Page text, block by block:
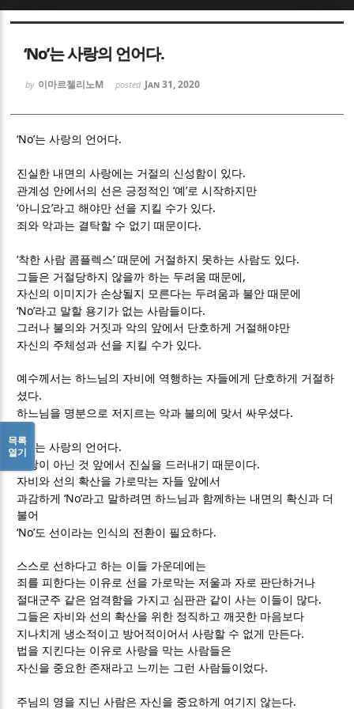
‘No’는 사랑의 언어다.
by 이마르첼리노M posted Jan 31, 2020
‘No’는 사랑의 언어다.
진실한 내면의 사랑에는 거절의 신성함이 있다.
관계성 안에서의 선은 긍정적인‘예’로 시작하지만
‘아니요’라고 해야만 선을 지킬 수가 있다.
죄와 악과는 결탁할 수 없기 때문이다.
‘착한 사람 콤플렉스’때문에 거절하지 못하는 사람도 있다.
그들은 거절당하지 않을까 하는 두려움 때문에 ,
자신의 이미지가 손상될지 모른다는 두려움과 불안 때문에
‘No’라고 말할 용기가 없는 사람들이다.
그러나 불의와 거짓과 악의 앞에서 단호하게 거절해야만
자신의 주체성과 선을 지킬 수가 있다.
예수께서는 하느님의 자비에 역행하는 자들에게 단호하게 거절하
셨다.
하느님을 명분으로 저지르는 악과 불의에 맞서 싸우셨다.
‘No’는 사랑의 언어다.
사랑이 아닌 것 앞에서 진실을 드러내기 때문이다.
자비와 선의 확산을 가로막는 자들 앞에서
과감하게‘No’라고 말하려면 하느님과 함께하는 내면의 확신과 더
불어
‘No’도 선이라는 인식의 전환이 필요하다.
스스로 선하다고 하는 이들 가운데에는
죄를 피한다는 이유로 선을 가로막는 저울과 자로 판단하거나
절대군주 같은 엄격함을 가지고 심판관 같이 사는 이들이 많다.
그들은 자비와 선의 확산을 위한 정직하고 깨끗한 마음보다
지나치게 냉소적이고 방어적이어서 사랑할 수 없게 만든다.
법을 지킨다는 이유로 사랑을 막는 사람들은
자신을 중요한 존재라고 느끼는 그런 사람들이었다.
주님의 영을 지닌 사람은 자신을 중요하게 여기지 않는다.
목록
열기
Sketchbook5, 스케치북5
Sketchbook5, 스케치북5
Sketchbook5, 스케치북5
Sketchbook5, 스케치북5